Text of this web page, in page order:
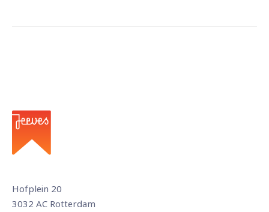
Hofplein 20
3032 AC Rotterdam